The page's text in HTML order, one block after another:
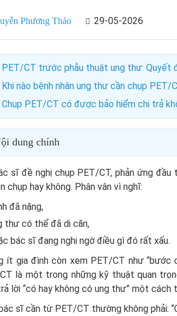
Phương Thảo 29-05-2026
PET/CT trước phẫu thuật ung thư: Quyết
Khi nào bệnh nhân ung thư cần chụp PET/
Chụp PET/CT có được bảo hiểm chi trả
dung chính
sĩ đề nghị chụp PET/CT, phản ứng
chụp hay không. Phân vân vì nghĩ:
đã nặng,
thư có thể đã di căn,
bác sĩ đang nghi ngờ điều gì đó rất xấu.
ít gia đình còn xem PET/CT như “bước
là một trong những kỹ thuật quan
lời “có hay không có ung thư” một cách
sĩ cần từ PET/CT thường không phải: